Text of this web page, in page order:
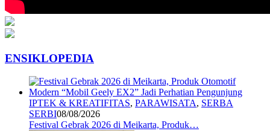
ENSIKLOPEDIA
IPTEK & KREATIFITAS, PARAWISATA, SERBA
SERBI08/08/2026
Festival Gebrak 2026 di Meikarta, Produk…